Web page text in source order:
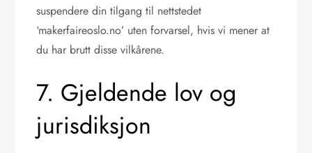
suspendere din tilgang til nettstedet
‘makerfaireoslo.no’ uten forvarsel, hvis vi mener at
du har brutt disse vilkårene.
7. Gjeldende lov og
jurisdiksjon